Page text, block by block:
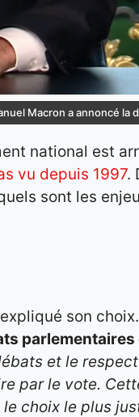
Macron a annoncé
national est
vu depuis 1997.
sont les
son
et le
par le vote.
choix le plus